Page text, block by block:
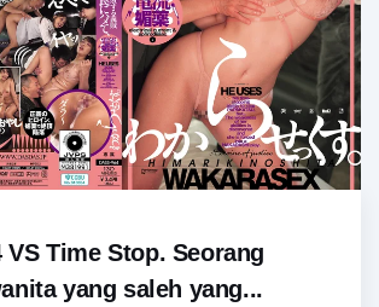
VS Time Stop. Seorang
yang saleh yang...